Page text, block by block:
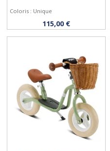
Acheter
Coloris : Unique
115,00 €